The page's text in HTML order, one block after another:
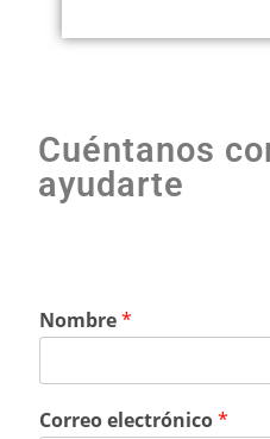
Cuéntanos
ayudarte
Nombre*
Correo electrónico*